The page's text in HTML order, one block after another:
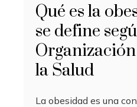
Qué es la
se define
la Salud
La obesidad es una